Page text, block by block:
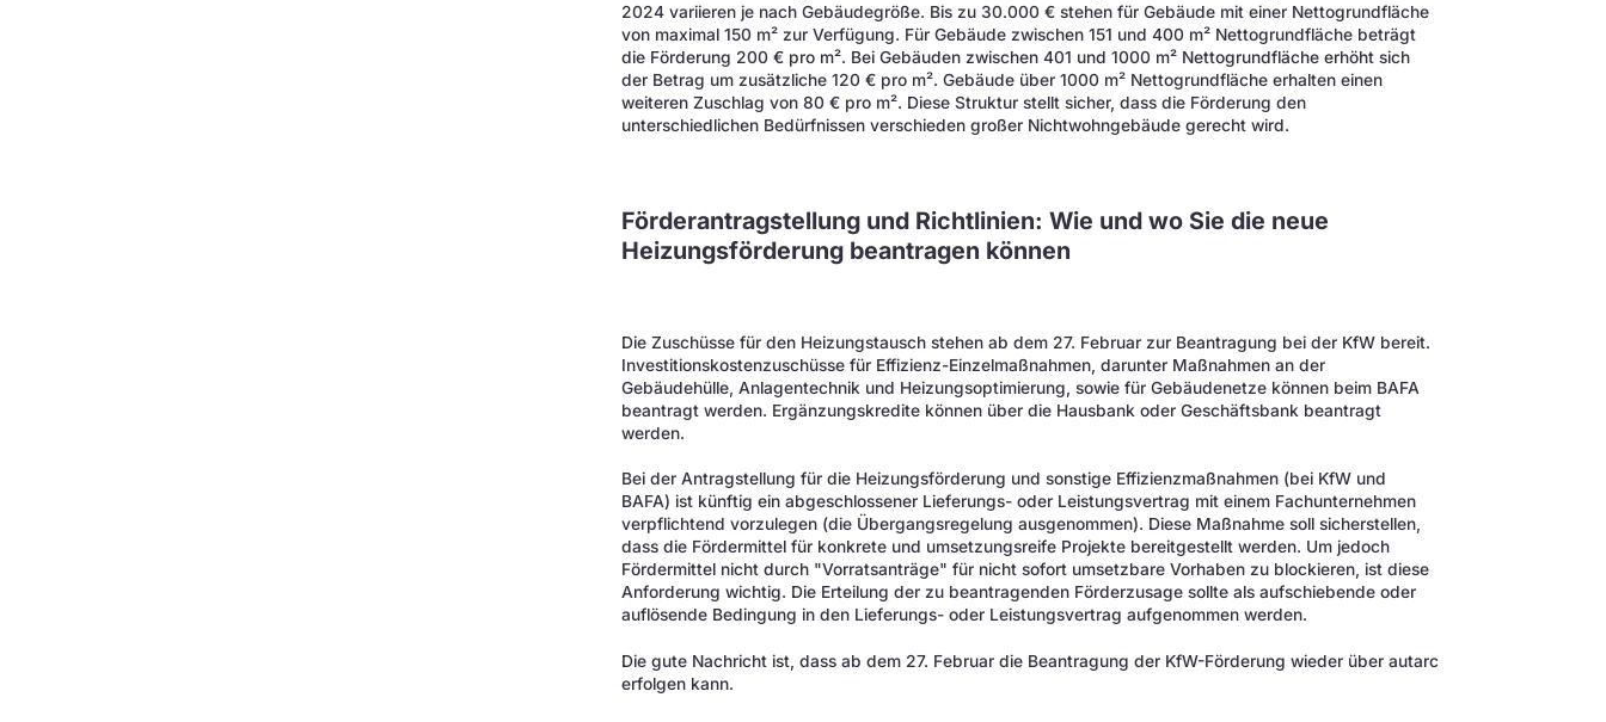
2024 variieren je nach Gebäudegröße. Bis zu 30.000 € stehen für Gebäude mit einer Nettogrundfläche
von maximal 150 m² zur Verfügung. Für Gebäude zwischen 151 und 400 m² Nettogrundfläche beträgt
die Förderung 200 € pro m². Bei Gebäuden zwischen 401 und 1000 m² Nettogrundfläche erhöht sich
der Betrag um zusätzliche 120 € pro m². Gebäude über 1000 m² Nettogrundfläche erhalten einen
weiteren Zuschlag von 80 € pro m². Diese Struktur stellt sicher, dass die Förderung den
unterschiedlichen Bedürfnissen verschieden großer Nichtwohngebäude gerecht wird.
Förderantragstellung und Richtlinien: Wie und wo Sie die neue
Heizungsförderung beantragen können
Die Zuschüsse für den Heizungstausch stehen ab dem 27. Februar zur Beantragung bei der KfW bereit.
Investitionskostenzuschüsse für Effizienz-Einzelmaßnahmen, darunter Maßnahmen an der
Gebäudehülle, Anlagentechnik und Heizungsoptimierung, sowie für Gebäudenetze können beim BAFA
beantragt werden. Ergänzungskredite können über die Hausbank oder Geschäftsbank beantragt
werden.
Bei der Antragstellung für die Heizungsförderung und sonstige Effizienzmaßnahmen (bei KfW und
BAFA) ist künftig ein abgeschlossener Lieferungs- oder Leistungsvertrag mit einem Fachunternehmen
verpflichtend vorzulegen (die Übergangsregelung ausgenommen). Diese Maßnahme soll sicherstellen,
dass die Fördermittel für konkrete und umsetzungsreife Projekte bereitgestellt werden. Um jedoch
Fördermittel nicht durch "Vorratsanträge" für nicht sofort umsetzbare Vorhaben zu blockieren, ist diese
Anforderung wichtig. Die Erteilung der zu beantragenden Förderzusage sollte als aufschiebende oder
auflösende Bedingung in den Lieferungs- oder Leistungsvertrag aufgenommen werden.
Die gute Nachricht ist, dass ab dem 27. Februar die Beantragung der KfW-Förderung wieder über autarc
erfolgen kann.